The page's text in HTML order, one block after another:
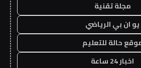
مجلة تقنية
يو ان بي الرياضي
حالة للتعليم
اخبار 24 ساعة